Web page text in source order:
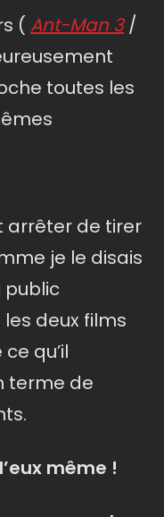
( Ant-Man 3/
toutes les
arrêter de tirer
je le disais
public
deux films
qu’il
terme de
même !